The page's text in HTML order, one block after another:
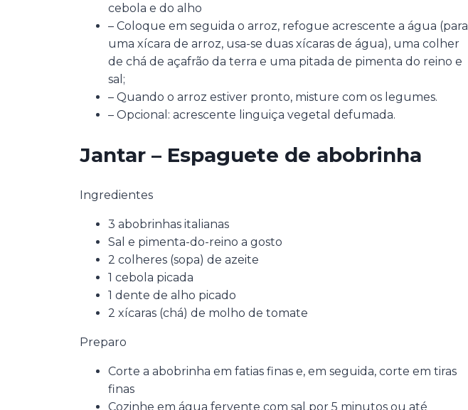
cebola e do alho
– Coloque em seguida o arroz, refogue acrescente a água (para
uma xícara de arroz, usa-se duas xícaras de água), uma colher
de chá de açafrão da terra e uma pitada de pimenta do reino e
sal;
– Quando o arroz estiver pronto, misture com os legumes.
– Opcional: acrescente linguiça vegetal defumada.
Jantar – Espaguete de abobrinha
Ingredientes
3 abobrinhas italianas
Sal e pimenta-do-reino a gosto
2 colheres (sopa) de azeite
1 cebola picada
1 dente de alho picado
2 xícaras (chá) de molho de tomate
Preparo
Corte a abobrinha em fatias finas e, em seguida, corte em tiras
finas
Cozinhe em água fervente com sal por 5 minutos ou até